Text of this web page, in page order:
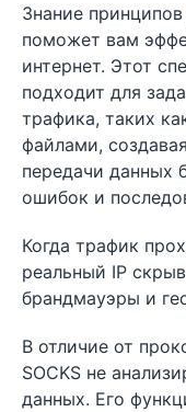
Знание
поможет вам
интернет. Этот
подходит для
трафика, таких
файлами,
передачи данных
ошибок и
Когда трафик
реальный IP
брандмауэры и
В отличие от
SOCKS не
данных. Его